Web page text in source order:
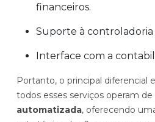
financeiros.
Suporte à controladoria
Interface com a
Portanto, o principal diferencial
todos esses serviços operam
automatizada, oferecendo